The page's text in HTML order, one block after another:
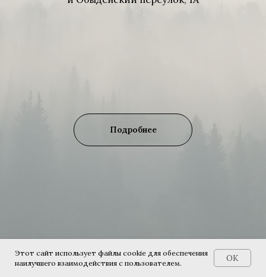
Подробнее
Этот сайт использует файлы cookie для обеспечения
наилучшего взаимодействия с пользователем.
OK